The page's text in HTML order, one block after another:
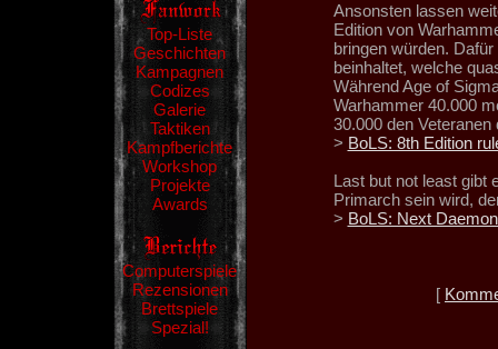
Top-Liste
Geschichten
Kampagnen
Codizes
Galerie
Taktiken
Kampfberichte
Workshop
Projekte
Awards
Computerspiele
Rezensionen
Brettspiele
Spezial!
Ansonsten lassen
Edition von
bringen würden.
beinhaltet, welche
Während Age of
Warhammer 40.000
30.000 den Veteranen
> BoLS: 8th Edition
Last but not least gibt
Primarch sein wird,
> BoLS: Next
[